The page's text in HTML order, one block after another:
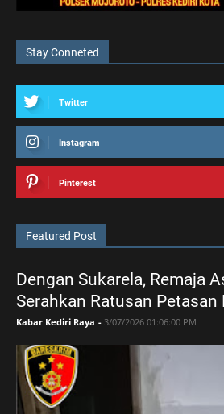
Stay Conneted
Twitter
Instagram
Pinterest
Featured Post
Dengan Sukarela, Remaja
Serahkan Ratusan Petasan
Kabar Kediri Raya - 3/07/2026 01:06:00 PM